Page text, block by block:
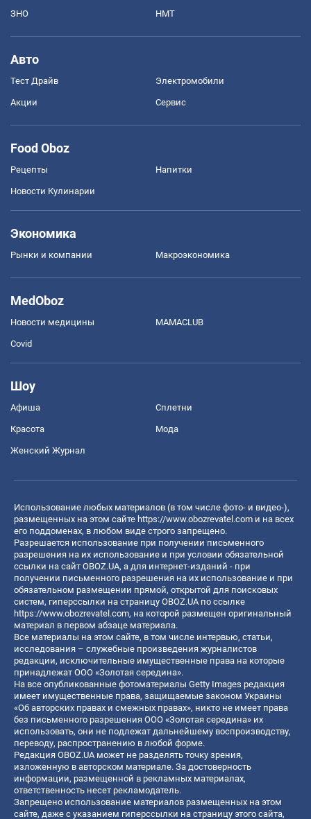
ЗНО НМТ
Авто
Тест Драйв Электромобили
Акции Сервис
Food Oboz
Рецепты Напитки
Новости Кулинарии
Экономика
Рынки и компании Mакроэкономика
MedOboz
Новости медицины MAMACLUB
Covid
Шоу
Афиша Сплетни
Красота Мода
Женский Журнал
Использование любых материалов (в том числе фото- и видео-),
размещенных на этом сайте https://www.obozrevatel.com и на всех
его поддоменах, в любом виде строго запрещено.
Разрешается использование при получении письменного
разрешения на их использование и при условии обязательной
ссылки на сайт OBOZ.UA, а для интернет-изданий - при
получении письменного разрешения на их использование и при
обязательном размещении прямой, открытой для поисковых
систем, гиперссылки на страницу OBOZ.UA по ссылке
https://www.obozrevatel.com, на которой размещен оригинальный
материал в первом абзаце материала.
Все материалы на этом сайте, в том числе интервью, статьи,
исследования – служебные произведения журналистов
редакции, исключительные имущественные права на которые
принадлежат ООО «Золотая середина».
На все опубликованные фотоматериалы Getty Images редакция
имеет имущественные права, защищаемые законом Украины
«Об авторских правах и смежных правах», никто не имеет права
без письменного разрешения ООО «Золотая середина» их
использовать, они не подлежат дальнейшему воспроизводству,
переводу, распространению в любой форме.
Редакция OBOZ.UA может не разделять точку зрения,
изложенную в авторском материале. За достоверность
информации, размещенной в рекламных материалах,
ответственность несет рекламодатель.
Запрещено использование материалов размещенных на этом
сайте, даже с указанием гиперссылки на страницу этого сайта,